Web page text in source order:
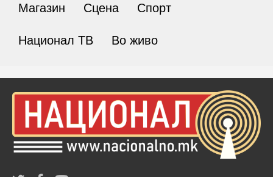
Магазин Сцена Спорт
Национал ТВ Во живо